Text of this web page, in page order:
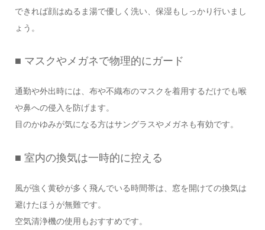
できれば顔はぬるま湯で優しく洗い、保湿もしっかり行いまし
ょう。
■ マスクやメガネで物理的にガード
通勤や外出時には、布や不織布のマスクを着用するだけでも喉
や鼻への侵入を防げます。
目のかゆみが気になる方はサングラスやメガネも有効です。
■ 室内の換気は一時的に控える
風が強く黄砂が多く飛んでいる時間帯は、窓を開けての換気は
避けたほうが無難です。
空気清浄機の使用もおすすめです。